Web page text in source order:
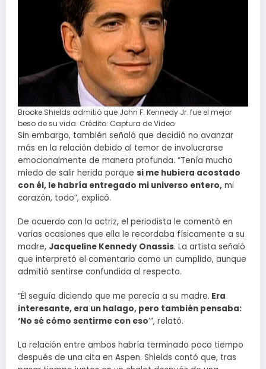
Brooke Shields admitió que John F. Kennedy Jr. fue el mejor
beso de su vida. Crédito: Captura de Video
Sin embargo, también señaló que decidió no avanzar
más en la relación debido al temor de involucrarse
emocionalmente de manera profunda. “Tenía mucho
miedo de salir herida porque si me hubiera acostado
con él, le habría entregado mi universo entero, mi
corazón, todo”, explicó.
De acuerdo con la actriz, el periodista le comentó en
varias ocasiones que ella le recordaba físicamente a su
madre, Jacqueline Kennedy Onassis. La artista señaló
que interpretó el comentario como un cumplido, aunque
admitió sentirse confundida al respecto.
“Él seguía diciendo que me parecía a su madre. Era
interesante, era un halago, pero también pensaba:
‘No sé cómo sentirme con eso’”, relató.
La relación entre ambos habría terminado poco tiempo
después de una cita en Aspen. Shields contó que, tras